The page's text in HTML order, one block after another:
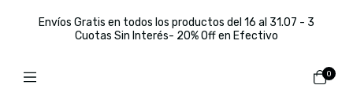
Envíos Gratis en todos los productos del 16 al 31.07 - 3
Cuotas Sin Interés- 20% Off en Efectivo
0